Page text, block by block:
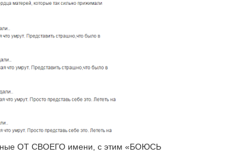
ОТ СВОЕГО имени, с этим «БОЮСЬ